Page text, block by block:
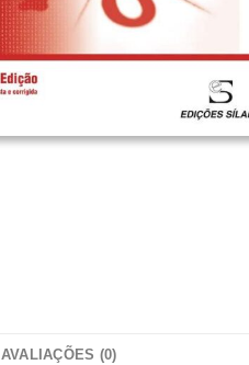
AVALIAÇÕES (0)